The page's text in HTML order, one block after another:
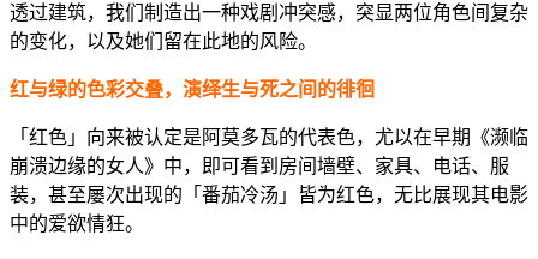
透过建筑，我们制造出一种戏剧冲突感，突显两位角色间复杂
的变化，以及她们留在此地的风险。
红与绿的色彩交叠，演绎生与死之间的徘徊
「红色」向来被认定是阿莫多瓦的代表色，尤以在早期《濒临
崩溃边缘的女人》中，即可看到房间墙壁、家具、电话、服
装，甚至屡次出现的「番茄冷汤」皆为红色，无比展现其电影
中的爱欲情狂。